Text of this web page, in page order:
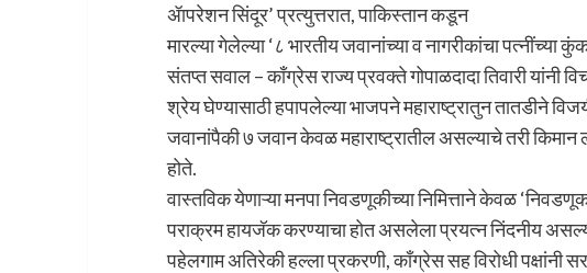
ॲापरेशन सिंदूर’ प्रत्युत्तरात, पाकिस्तान कडून
मारल्या गेलेल्या ‘८ भारतीय जवानांच्या व नागरीकांचा
संतप्त सवाल – काँग्रेस राज्य प्रवक्ते गोपाळदादा तिवारी यांनी
श्रेय घेण्यासाठी हपापलेल्या भाजपने महाराष्ट्रातुन तातडीने
जवानांपैकी ७ जवान केवळ महाराष्ट्रातील असल्याचे तरी किमान
होते.
वास्तविक येणाऱ्या मनपा निवडणूकीच्या निमित्ताने केवळ
पराक्रम हायजॅक करण्याचा होत असलेला प्रयत्न निंदनीय
पहेलगाम अतिरेकी हल्ला प्रकरणी, काँग्रेस सह विरोधी पक्षांनी